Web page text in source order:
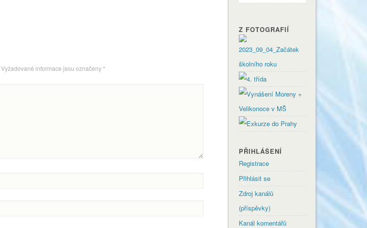
Vyžadované informace jsou označeny*
Z FOTOGRAFIÍ
PŘIHLÁŠENÍ
Registrace
Přihlásit se
Zdroj kanálů
(příspěvky)
Kanál komentářů